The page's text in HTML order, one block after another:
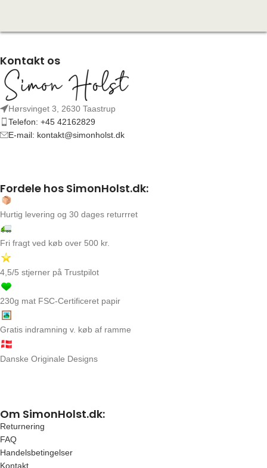
Kontakt os
Hørsvinget 3, 2630 Taastrup
Telefon: +45 42162829
E-mail: kontakt@simonholst.dk
Fordele hos SimonHolst.dk:
Hurtig levering og 30 dages returrret
Fri fragt ved køb over 500 kr.
4,5/5 stjerner på Trustpilot
230g mat FSC-Certificeret papir
Gratis indramning v. køb af ramme
Danske Originale Designs
Om SimonHolst.dk:
Returnering
FAQ
Handelsbetingelser
Kontakt